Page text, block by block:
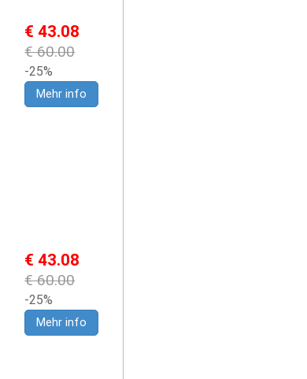
€ 43.08
€ 60.00
-25%
Mehr info
€ 43.08
€ 60.00
-25%
Mehr info